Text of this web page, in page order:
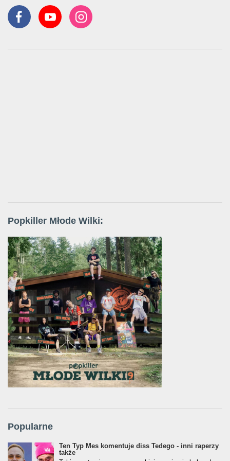
Popkiller Młode Wilki:
Popularne
Ten Typ Mes komentuje diss Tedego - inni raperzy
także